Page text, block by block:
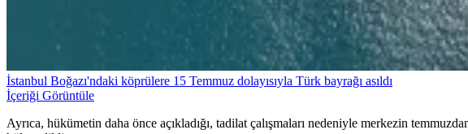
İstanbul Boğazı'ndaki köprülere 15 Temmuz dolayısıyla Türk bayrağı asıldı
İçeriği Görüntüle
Ayrıca, hükümetin daha önce açıkladığı, tadilat çalışmaları nedeniyle merkezin